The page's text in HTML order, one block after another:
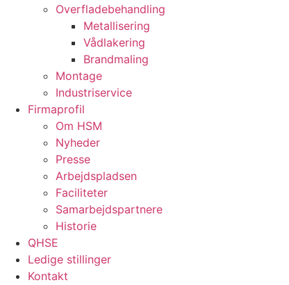
Overfladebehandling
Metallisering
Vådlakering
Brandmaling
Montage
Industriservice
Firmaprofil
Om HSM
Nyheder
Presse
Arbejdspladsen
Faciliteter
Samarbejdspartnere
Historie
QHSE
Ledige stillinger
Kontakt